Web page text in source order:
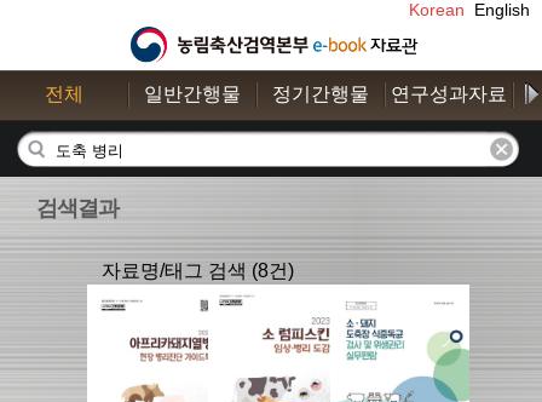
Korean English
전체 일반간행물 정기간행물 연구성과자료
검색결과
자료명/태그 검색 (8건)